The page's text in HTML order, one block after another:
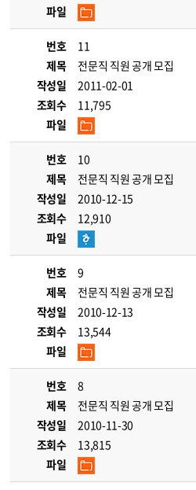
파일
번호
11
제목
전문직 직원 공개 모집
작성일
2011-02-01
조회수
11,795
파일
번호
10
제목
전문직 직원 공개 모집
작성일
2010-12-15
조회수
12,910
파일
번호
9
제목
전문직 직원 공개 모집
작성일
2010-12-13
조회수
13,544
파일
번호
8
제목
전문직 직원 공개 모집
작성일
2010-11-30
조회수
13,815
파일